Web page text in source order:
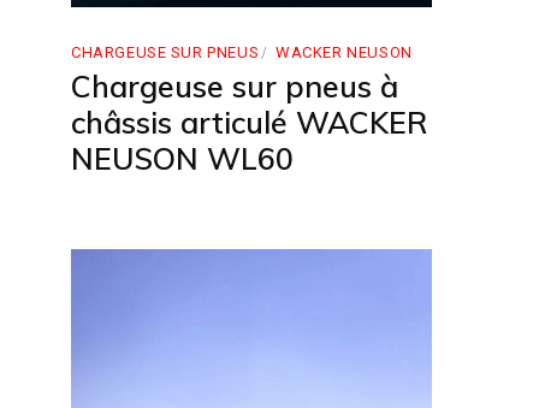
CHARGEUSE SUR PNEUS WACKER NEUSON
Chargeuse sur pneus à
châssis articulé WACKER
NEUSON WL60